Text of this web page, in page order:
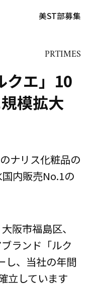
美ST部募集
PRTIMES
クエ」10
模拡大
ナリス化粧品の
内販売No.1の
阪市福島区、
ランド「ルク
し、当社の年間
立しています